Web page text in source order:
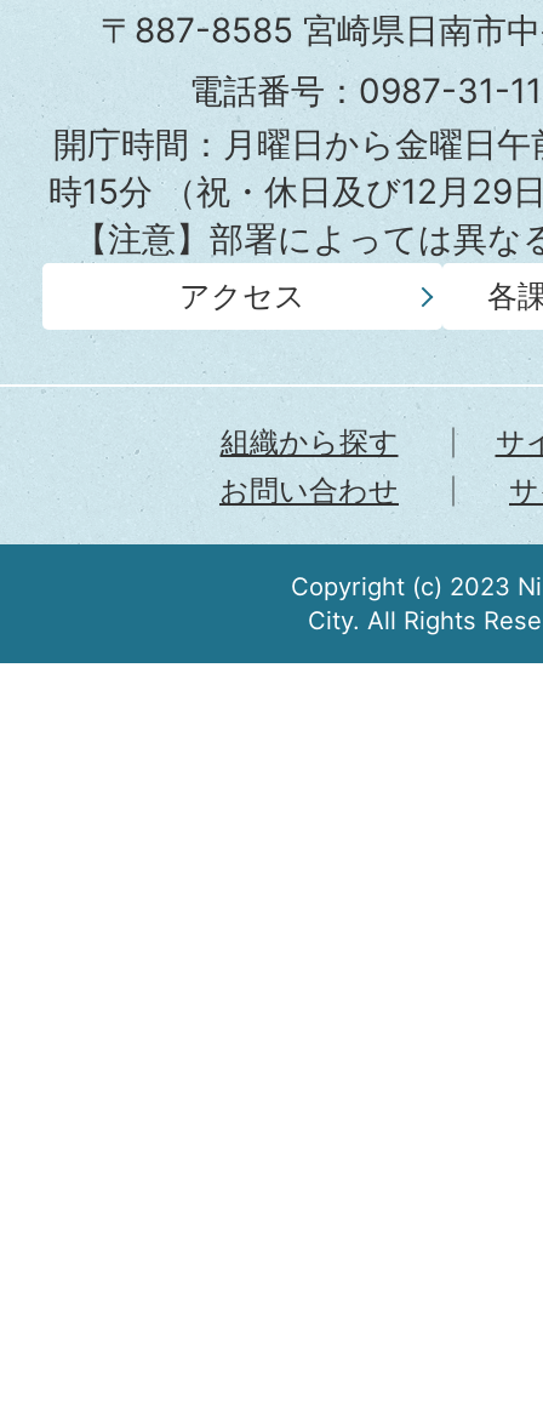
市
役
所
〒887-8585 宮崎県日南市
電話番号：0987-31-
開庁時間：月曜日から金曜日
時15分（祝・休日及び12月29
【注意】部署によっては異
アクセス 各
組織から探す
サ
お問い合わせ
Copyright (c) 2023
City. All Rights